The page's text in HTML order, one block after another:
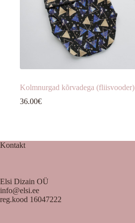
Kolmnurgad kõrvadega (fliisvooder)
36.00€
Kontakt
Elsi Dizain OÜ
info@elsi.ee
reg.kood 16047222